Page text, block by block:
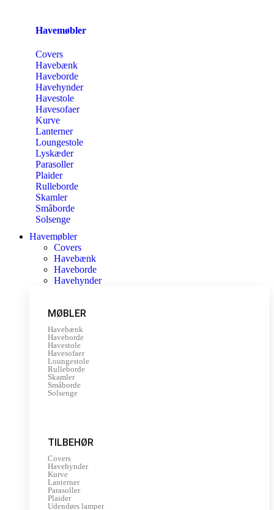
Havemøbler
Covers
Havebænk
Haveborde
Havehynder
Havestole
Havesofaer
Kurve
Lanterner
Loungestole
Lyskæder
Parasoller
Plaider
Rulleborde
Skamler
Småborde
Solsenge
Havemøbler
Covers
Havebænk
Haveborde
Havehynder
MØBLER
Havebænk
Haveborde
Havestole
Havesofaer
Loungestole
Rulleborde
Skamler
Småborde
Solsenge
TILBEHØR
Covers
Havehynder
Kurve
Lanterner
Parasoller
Plaider
Udendørs lamper